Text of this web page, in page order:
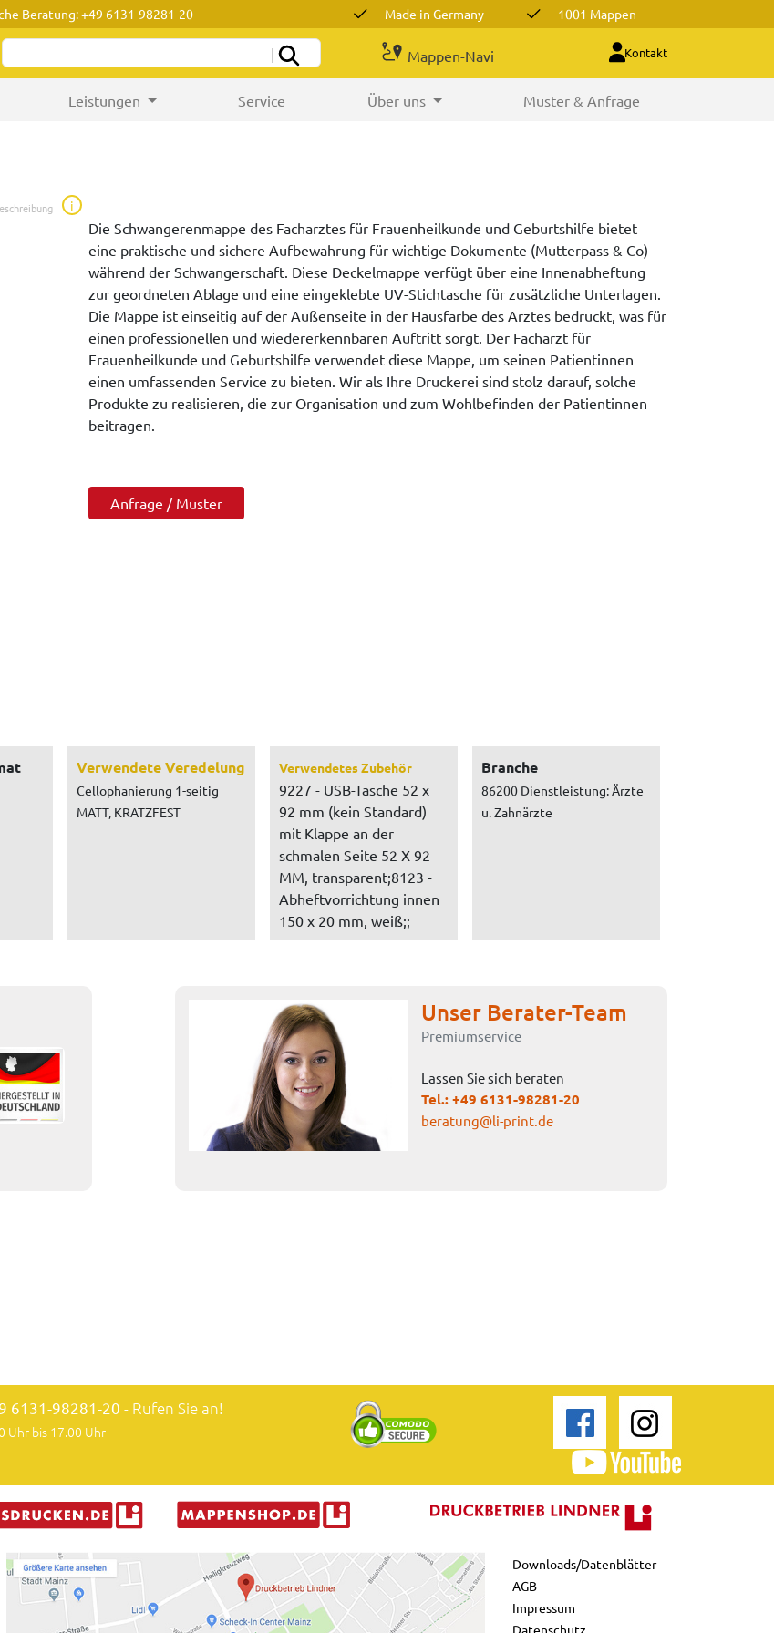
Beratung: +49 6131-98281-20 Made in Germany 1001 Mappen
Mappen-Navi Kontakt
Leistungen Service Über uns Muster & Anfrage
i
Die Schwangerenmappe des Facharztes für Frauenheilkunde und Geburtshilfe bietet
eine praktische und sichere Aufbewahrung für wichtige Dokumente (Mutterpass & Co)
während der Schwangerschaft. Diese Deckelmappe verfügt über eine Innenabheftung
zur geordneten Ablage und eine eingeklebte UV-Stichtasche für zusätzliche Unterlagen.
Die Mappe ist einseitig auf der Außenseite in der Hausfarbe des Arztes bedruckt, was für
einen professionellen und wiedererkennbaren Auftritt sorgt. Der Facharzt für
Frauenheilkunde und Geburtshilfe verwendet diese Mappe, um seinen Patientinnen
einen umfassenden Service zu bieten. Wir als Ihre Druckerei sind stolz darauf, solche
Produkte zu realisieren, die zur Organisation und zum Wohlbefinden der Patientinnen
beitragen.
Anfrage / Muster
Verwendete Veredelung
Cellophanierung 1-seitig
MATT, KRATZFEST
Verwendetes Zubehör
9227 - USB-Tasche 52 x
92 mm (kein Standard)
mit Klappe an der
schmalen Seite 52 X 92
MM, transparent;8123 -
Abheftvorrichtung innen
150 x 20 mm, weiß;;
Branche
86200 Dienstleistung: Ärzte
u. Zahnärzte
Unser Berater-Team
Premiumservice
Lassen Sie sich beraten
Tel.: +49 6131-98281-20
beratung@li-print.de
6131-98281-20 - Rufen Sie an!
Uhr bis 17.00 Uhr
Downloads/Datenblätter
AGB
Impressum